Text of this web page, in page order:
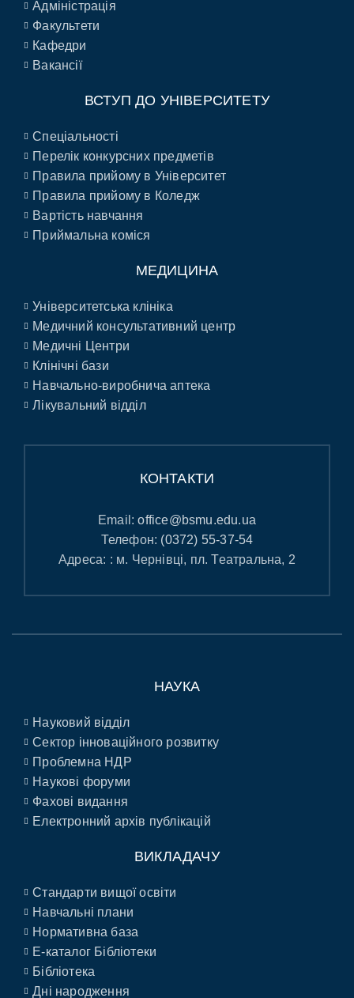
Адміністрація
Факультети
Кафедри
Вакансії
ВСТУП ДО УНІВЕРСИТЕТУ
Спеціальності
Перелік конкурсних предметів
Правила прийому в Університет
Правила прийому в Коледж
Вартість навчання
Приймальна коміся
МЕДИЦИНА
Університетська клініка
Медичний консультативний центр
Медичні Центри
Клінічні бази
Навчально-виробнича аптека
Лікувальний відділ
КОНТАКТИ
Email:office@bsmu.edu.ua
Телефон: (0372) 55-37-54
Адреса: : м. Чернівці, пл. Театральна, 2
НАУКА
Науковий відділ
Сектор інноваційного розвитку
Проблемна НДР
Наукові форуми
Фахові видання
Електронний архів публікацій
ВИКЛАДАЧУ
Стандарти вищої освіти
Навчальні плани
Нормативна база
E-каталог Бібліотеки
Бібліотека
Дні народження